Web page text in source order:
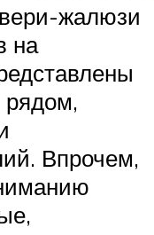
жалюзи
на
Впрочем,